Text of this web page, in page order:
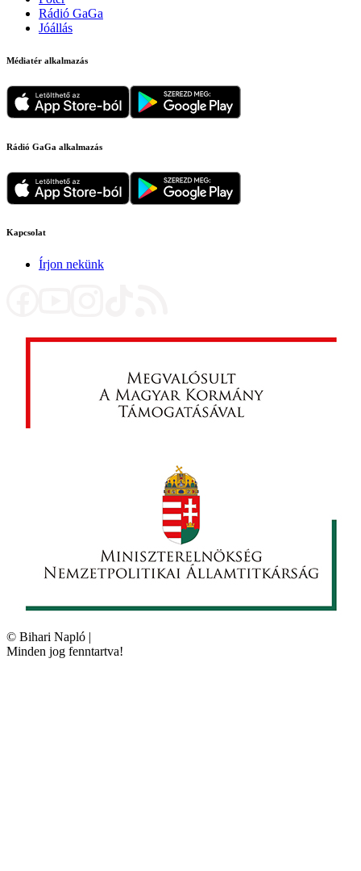
Rádió GaGa
Jóállás
Médiatér alkalmazás
Rádió GaGa alkalmazás
Kapcsolat
Írjon nekünk
© Bihari Napló
Minden jog fenntartva!